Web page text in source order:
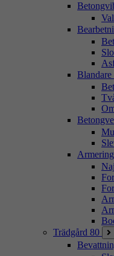
Blandare
Armering
Trädgård 80